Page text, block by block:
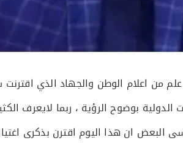
من اعلام الوطن والجهاد الذي اقترنت
بوضوح الرؤية ، ربما لايعرف
البعض ان هذا اليوم اقترن بذكرى